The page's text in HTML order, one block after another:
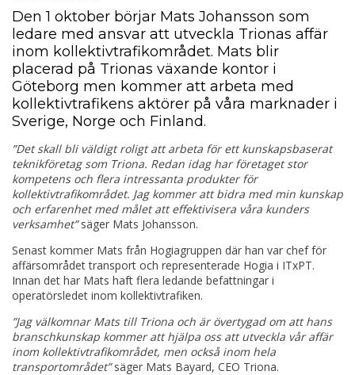
Den 1 oktober börjar Mats Johansson som
ledare med ansvar att utveckla Trionas affär
inom kollektivtrafikområdet. Mats blir
placerad på Trionas växande kontor i
Göteborg men kommer att arbeta med
kollektivtrafikens aktörer på våra marknader i
Sverige, Norge och Finland.
”Det skall bli väldigt roligt att arbeta för ett kunskapsbaserat
teknikföretag som Triona. Redan idag har företaget stor
kompetens och flera intressanta produkter för
kollektivtrafikområdet. Jag kommer att bidra med min kunskap
och erfarenhetmed måletatt effektivisera våra kunders
verksamhet”säger Mats Johansson.
Senast kommer Mats från Hogiagruppen där han var chef för
affärsområdet transport och representerade Hogia i ITxPT.
Innan det har Mats haft flera ledande befattningar i
operatörsledet inom kollektivtrafiken.
”Jag välkomnar Mats till Triona och är övertygad om att hans
branschkunskap kommer att hjälpa oss att utveckla vår affär
inom kollektivtrafikområdet, men också inom hela
transportområdet”säger Mats Bayard, CEO Triona.